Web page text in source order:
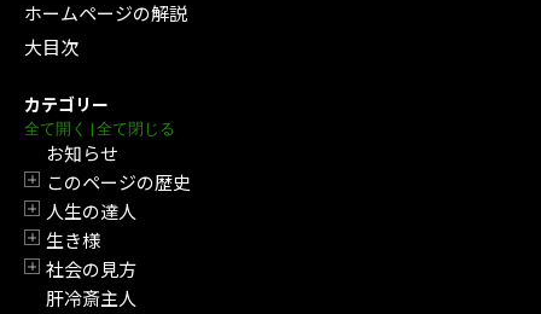
ホームページの解説
大目次
カテゴリー
全て開く | 全て閉じる
お知らせ
開閉
このページの歴史
開閉
人生の達人
開閉
生き様
開閉
社会の見方
肝冷斎主人